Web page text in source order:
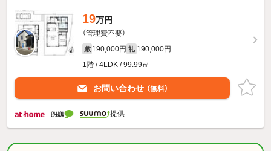
19万円
（管理費不要）
敷 190,000円 礼 190,000円
1階 / 4LDK / 99.99㎡
お問い合わせ （無料）
提供